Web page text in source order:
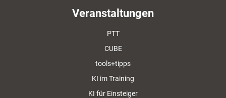
Veranstaltungen
PTT
CUBE
tools+tipps
KI im Training
KI für Einsteiger